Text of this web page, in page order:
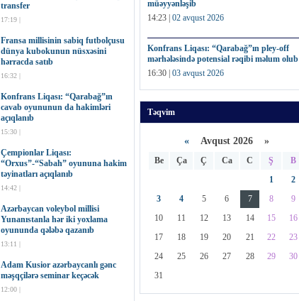
transfer
17:19 |
Fransa millisinin sabiq futbolçusu
dünya kubokunun nüsxəsini
hərracda satıb
16:32 |
Konfrans Liqası: “Qarabağ”ın
cavab oyununun da hakimləri
açıqlanıb
15:30 |
Çempionlar Liqası:
“Orxus”-“Sabah” oyununa hakim
təyinatları açıqlanıb
14:42 |
Azərbaycan voleybol millisi
Yunanıstanla hər iki yoxlama
oyununda qələbə qazanıb
13:11 |
Adam Kusior azərbaycanlı gənc
məşqçilərə seminar keçəcək
12:00 |
müəyyənləşib
14:23 | 02 avqust 2026
Konfrans Liqası: “Qarabağ”ın pley-off
mərhələsində potensial rəqibi məlum olub
16:30 | 03 avqust 2026
Təqvim
«Avqust 2026 »
Be Ça Ç Ca C Ş
B
1
2
3
4 5 6 7 8
9
10
11 12 13 14 15
16
17
18 19 20 21 22
23
24
25 26 27 28 29
30
31